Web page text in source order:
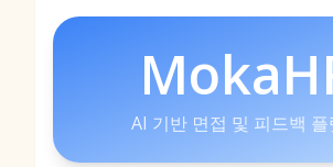
AI 기반 면접 및 피드백 플